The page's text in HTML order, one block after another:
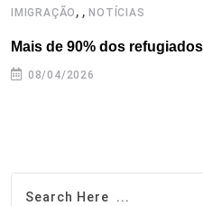
IMIGRAÇÃO , ,NOTÍCIAS
Mais de 90% dos
08/04/2026